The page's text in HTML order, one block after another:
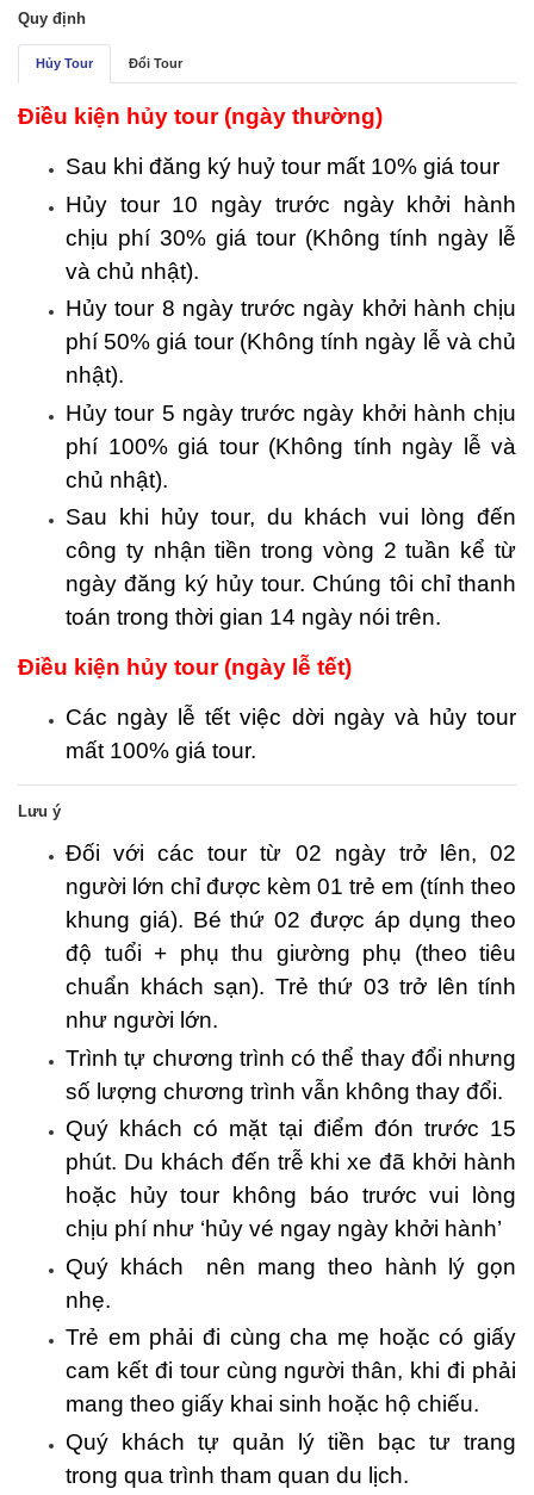
Quy định
Hủy Tour Đổi Tour
Điều kiện hủy tour (ngày thường)
Sau khi đăng ký huỷ tour mất 10% giá tour
Hủy tour 10 ngày trước ngày khởi hành
chịu phí 30% giá tour (Không tính ngày lễ
và chủ nhật).
Hủy tour 8 ngày trước ngày khởi hành chịu
phí 50% giá tour (Không tính ngày lễ và chủ
nhật).
Hủy tour 5 ngày trước ngày khởi hành chịu
phí 100% giá tour (Không tính ngày lễ và
chủ nhật).
Sau khi hủy tour, du khách vui lòng đến
công ty nhận tiền trong vòng 2 tuần kể từ
ngày đăng ký hủy tour. Chúng tôi chỉ thanh
toán trong thời gian 14 ngày nói trên.
Điều kiện hủy tour (ngày lễ tết)
Các ngày lễ tết việc dời ngày và hủy tour
mất 100% giá tour.
Lưu ý
Đối với các tour từ 02 ngày trở lên, 02
người lớn chỉ được kèm 01 trẻ em (tính theo
khung giá). Bé thứ 02 được áp dụng theo
độ tuổi + phụ thu giường phụ (theo tiêu
chuẩn khách sạn). Trẻ thứ 03 trở lên tính
như người lớn.
Trình tự chương trình có thể thay đổi nhưng
số lượng chương trình vẫn không thay đổi.
Quý khách có mặt tại điểm đón trước 15
phút. Du khách đến trễ khi xe đã khởi hành
hoặc hủy tour không báo trước vui lòng
chịu phí như ‘hủy vé ngay ngày khởi hành’
Quý khách nên mang theo hành lý gọn
nhẹ.
Trẻ em phải đi cùng cha mẹ hoặc có giấy
cam kết đi tour cùng người thân, khi đi phải
mang theo giấy khai sinh hoặc hộ chiếu.
Quý khách tự quản lý tiền bạc tư trang
trong qua trình tham quan du lịch.